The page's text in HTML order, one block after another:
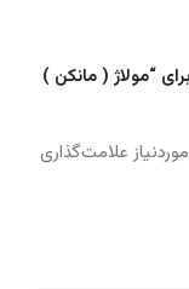
“مولاژ ( مانکن )
علامت‌گذاری